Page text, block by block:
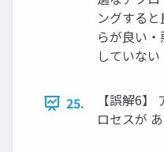
ングする
らが良い
していない
25.
【誤解6】
ロセスが